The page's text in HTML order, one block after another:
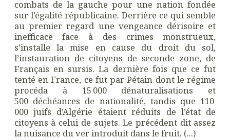
combats de la gauche pour une nation fondée
sur l’égalité républicaine. Derrière ce qui semble
au premier regard une vengeance dérisoire et
inefficace face à des crimes monstrueux,
s’installe la mise en cause du droit du sol,
l’instauration de citoyens de seconde zone, de
Français en sursis. La dernière fois que ce fut
tenté en France, ce fut par Pétain dont le régime
procéda à 15 000 dénaturalisations et
500 déchéances de nationalité, tandis que 110
000 juifs d’Algérie étaient réduits de l’état de
citoyens à celui de sujets. Le précédent dit assez
la nuisance du ver introduit dans le fruit. (...)